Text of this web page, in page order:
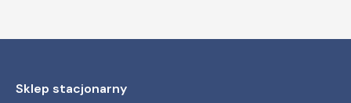
Sklep stacjonarny